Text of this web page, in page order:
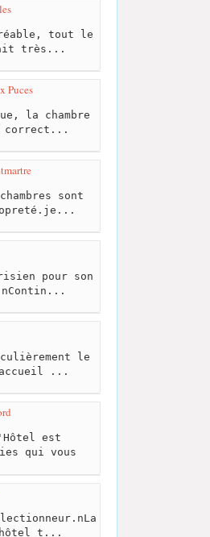
tout le
très...
Puces
la chambre
correct...
sont
pour son
le
...
est
qui vous
t...